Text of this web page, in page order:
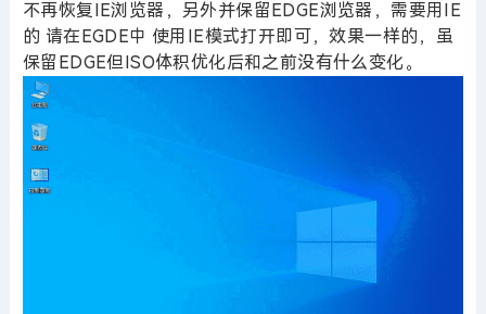
不再恢复IE浏览器，另外并保留EDGE浏览器，需要用IE
的 请在EGDE中 使用IE模式打开即可，效果一样的，虽
保留EDGE但ISO体积优化后和之前没有什么变化。